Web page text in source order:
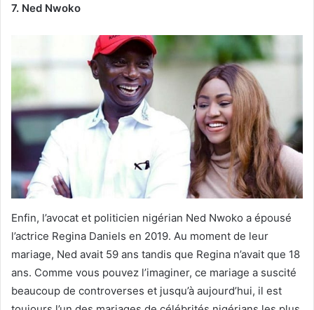
7. Ned Nwoko
Enfin, l’avocat et politicien nigérian Ned Nwoko a épousé
l’actrice Regina Daniels en 2019. Au moment de leur
mariage, Ned avait 59 ans tandis que Regina n’avait que 18
ans. Comme vous pouvez l’imaginer, ce mariage a suscité
beaucoup de controverses et jusqu’à aujourd’hui, il est